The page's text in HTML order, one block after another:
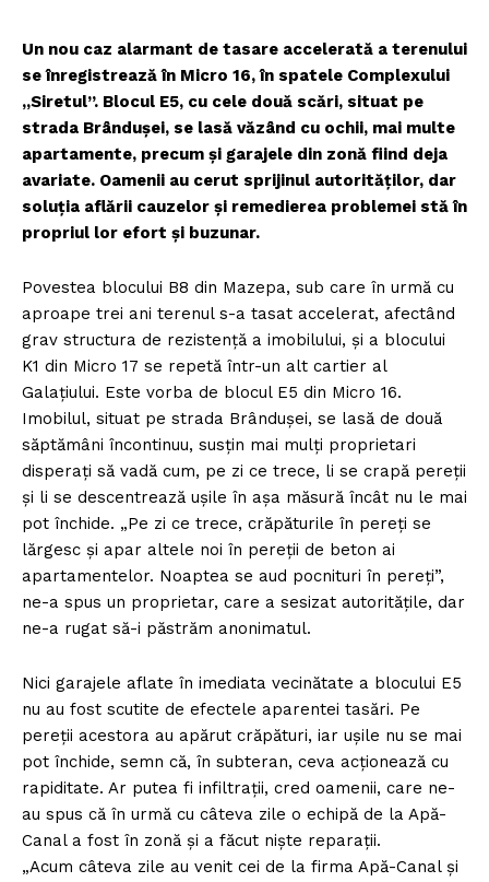
Un nou caz alarmant de tasare accelerată a terenului
se înregistrează în Micro 16, în spatele Complexului
„Siretul”. Blocul E5, cu cele două scări, situat pe
strada Brândușei, se lasă văzând cu ochii, mai multe
apartamente, precum și garajele din zonă fiind deja
avariate. Oamenii au cerut sprijinul autorităților, dar
soluția aflării cauzelor și remedierea problemei stă în
propriul lor efort și buzunar.
Povestea blocului B8 din Mazepa, sub care în urmă cu
aproape trei ani terenul s-a tasat accelerat, afectând
grav structura de rezistență a imobilului, și a blocului
K1 din Micro 17 se repetă într-un alt cartier al
Galațiului. Este vorba de blocul E5 din Micro 16.
Imobilul, situat pe strada Brândușei, se lasă de două
săptămâni încontinuu, susțin mai mulți proprietari
disperați să vadă cum, pe zi ce trece, li se crapă pereții
și li se descentrează ușile în așa măsură încât nu le mai
pot închide. „Pe zi ce trece, crăpăturile în pereți se
lărgesc și apar altele noi în pereții de beton ai
apartamentelor. Noaptea se aud pocnituri în pereți”,
ne-a spus un proprietar, care a sesizat autoritățile, dar
ne-a rugat să-i păstrăm anonimatul.
Nici garajele aflate în imediata vecinătate a blocului E5
nu au fost scutite de efectele aparentei tasări. Pe
pereții acestora au apărut crăpături, iar ușile nu se mai
pot închide, semn că, în subteran, ceva acționează cu
rapiditate. Ar putea fi infiltrații, cred oamenii, care ne-
au spus că în urmă cu câteva zile o echipă de la Apă-
Canal a fost în zonă și a făcut niște reparații.
„Acum câteva zile au venit cei de la firma Apă-Canal și